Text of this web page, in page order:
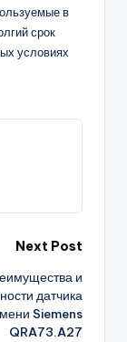
в
срок
условиях
Next Post
и
датчика
Siemens
QRA73.A27